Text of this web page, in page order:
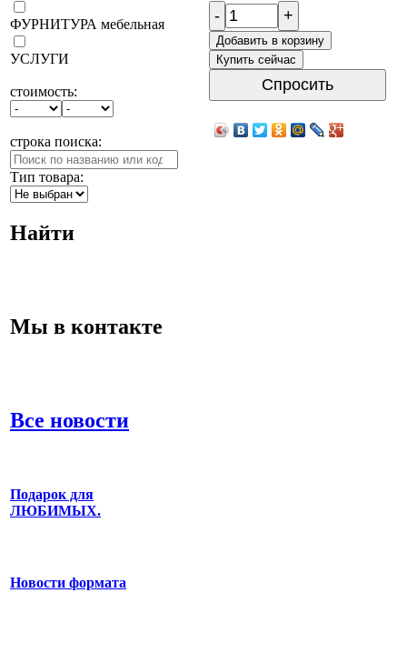
ФУРНИТУРА мебельная
УСЛУГИ
стоимость:
строка поиска:
Тип товара:
Найти
Мы в контакте
Все новости
Подарок для
ЛЮБИМЫХ.
Новости формата
- +
Добавить в корзину
Купить сейчас
Спросить